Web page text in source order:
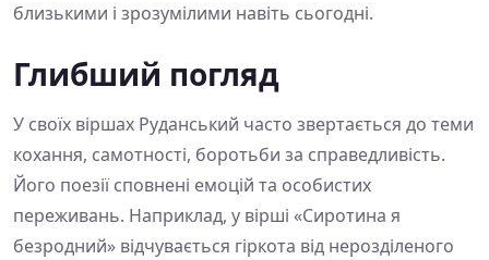
близькими і зрозумілими навіть сьогодні.
Глибший погляд
У своїх віршах Руданський часто звертається до теми
кохання, самотності, боротьби за справедливість.
Його поезії сповнені емоцій та особистих
переживань. Наприклад, у вірші «Сиротина я
безродний» відчувається гіркота від нерозділеного